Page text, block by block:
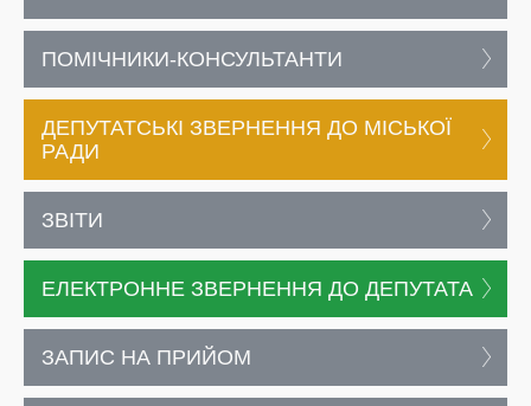
ПОМІЧНИКИ-КОНСУЛЬТАНТИ
ДЕПУТАТСЬКІ ЗВЕРНЕННЯ ДО МІСЬКОЇ
РАДИ
ЗВІТИ
ЕЛЕКТРОННЕ ЗВЕРНЕННЯ ДО ДЕПУТАТА
ЗАПИС НА ПРИЙОМ